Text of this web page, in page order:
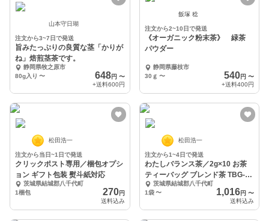
山本守日瑚
注文から3~7日で発送
旨みたっぷりの良質な茎「かりが
ね」焙煎茎茶です。
静岡県牧之原市
80g入り 〜 648円 〜
+送料600円
飯塚 稔
注文から2~10日で発送
《オーガニック粉末茶》 緑茶
パウダー
静岡県藤枝市
30ｇ 〜 540円 〜
+送料400円
松田浩一
注文から当日~1日で発送
クリックポスト専用／梱包オプシ
ョン ギフト包装 熨斗紙対応
茨城県結城郡八千代町
1梱包
270円
送料込み
松田浩一
注文から1~4日で発送
わたしバランス茶／2g×10 お茶
ティーバッグ ブレンド茶 TBG-
033茨城県結城郡八千代町
1袋 〜 1,016円 〜
送料込み